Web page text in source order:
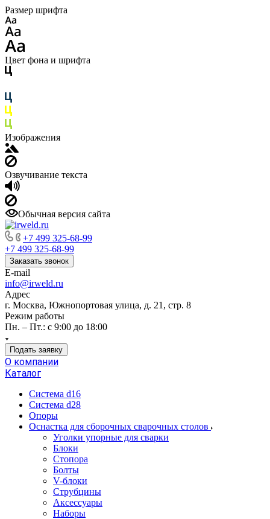
Размер шрифта
Цвет фона и шрифта
Изображения
Озвучивание текста
Обычная версия сайта
+7 499 325-68-99
+7 499 325-68-99
Заказать звонок
E-mail
info@irweld.ru
Адрес
г. Москва, Южнопортовая улица, д. 21, стр. 8
Режим работы
Пн. – Пт.: с 9:00 до 18:00
Подать заявку
О компании
Каталог
Система d16
Система d28
Опоры
Оснастка для сборочных сварочных столов
Уголки упорные для сварки
Блоки
Стопора
Болты
V-блоки
Струбцины
Аксессуары
Наборы